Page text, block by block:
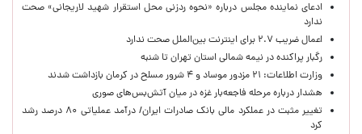
ادعای نماینده مجلس درباره «نحوه ردزنی محل استقرار شهید لاریجانی» صحت
ندارد
اعمال ضریب ۲.۷ برای اینترنت بین‌الملل صحت ندارد
رگبار پراکنده در نیمه شمالی استان تهران تا شنبه
وزارت اطلاعات: ۲۱ مزدور موساد و ۴ شرور مسلح در کرمان بازداشت شدند
هشدار درباره مرحله فاجعه‌بار غزه در میان آتش‌بس‌های صوری
تغییر مثبت در عملکرد مالی بانک صادرات ایران/ درآمد عملیاتی ۸۰ درصد رشد
کرد